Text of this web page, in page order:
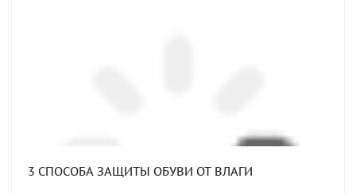
3 СПОСОБА ЗАЩИТЫ ОБУВИ ОТ ВЛАГИ